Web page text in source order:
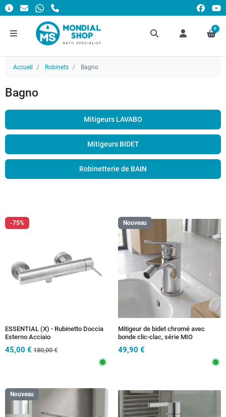
0
Accueil Robinets Bagno
Bagno
Mitigeurs LAVABO
Mitigeurs BIDET
Robinetterie de BAIN
-75%
ESSENTIAL (X) - Rubinetto Doccia
Esterno Acciaio
45,00 € 180,00 €
Nouveau
Mitigeur de bidet chromé avec
bonde clic-clac, série MIO
49,90 €
Nouveau